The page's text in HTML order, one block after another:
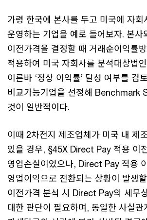
가령 한국에 본사를 두고 미국에 자회
운영하는 기업을 예로 들어보자. 본사
이전가격을 결정할 때 거래순이익률
적용하여 미국 자회사를 분석대상법
이른바 ‘정상 이익률’ 달성 여부를 검
비교가능기업을 선정해 Benchmark
것이 일반적이다.
이때 2차전지 제조업체가 미국 내 제
있을 경우, §45X Direct Pay 적용 이
영업손실이었으나, Direct Pay 적용
영업이익으로 전환되는 상황이 발생
이전가격 분석 시 Direct Pay의 세무
대한 판단이 필요하며, 동일한 사실관